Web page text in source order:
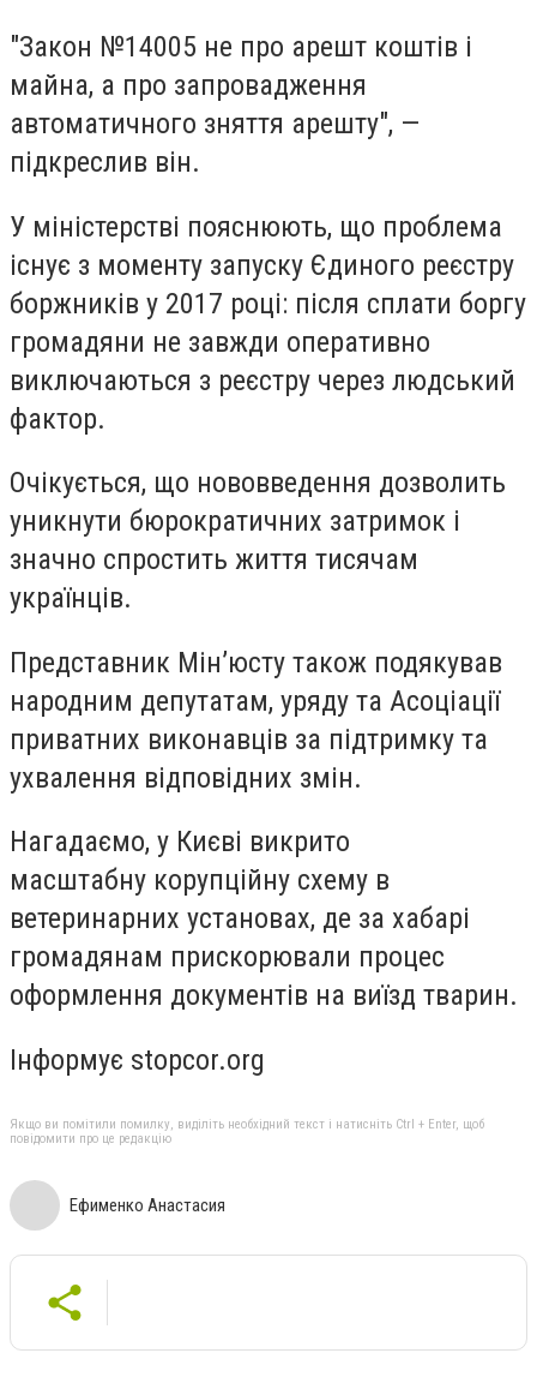
"Закон №14005 не про арешт коштів і
майна, а про запровадження
автоматичного зняття арешту", —
підкреслив він.
У міністерстві пояснюють, що проблема
існує з моменту запуску Єдиного реєстру
боржників у 2017 році: після сплати боргу
громадяни не завжди оперативно
виключаються з реєстру через людський
фактор.
Очікується, що нововведення дозволить
уникнути бюрократичних затримок і
значно спростить життя тисячам
українців.
Представник Мін’юсту також подякував
народним депутатам, уряду та Асоціації
приватних виконавців за підтримку та
ухвалення відповідних змін.
Нагадаємо, у Києві викрито
масштабну корупційну схему в
ветеринарних установах, де за хабарі
громадянам прискорювали процес
оформлення документів на виїзд тварин.
Інформує stopcor.org
Якщо ви помітили помилку, виділіть необхідний текст і натисніть Ctrl + Enter, щоб
повідомити про це редакцію
Ефименко Анастасия